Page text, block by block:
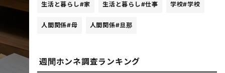
生活と暮らし#家 生活と暮らし#仕事 学校#学校
人間関係#母 人間関係#旦那
週間ホンネ調査ランキング